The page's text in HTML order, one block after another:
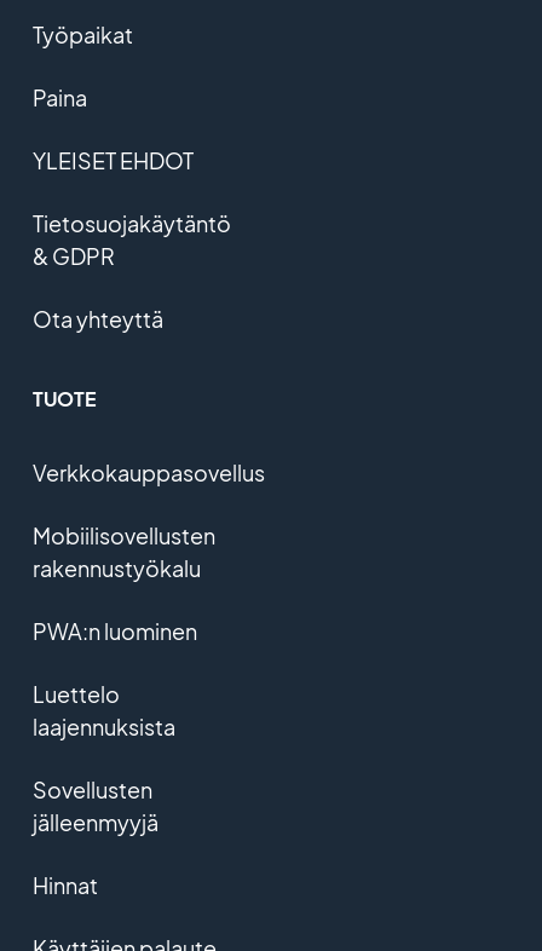
Työpaikat
Paina
YLEISET EHDOT
Tietosuojakäytäntö
& GDPR
Ota yhteyttä
TUOTE
Verkkokauppasovellus
Mobiilisovellusten
rakennustyökalu
PWA:n luominen
Luettelo
laajennuksista
Sovellusten
jälleenmyyjä
Hinnat